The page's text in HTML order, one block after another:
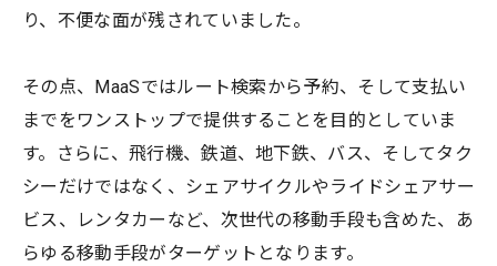
り、不便な面が残されていました。
その点、MaaSではルート検索から予約、そして支払い
までをワンストップで提供することを目的としていま
す。さらに、飛行機、鉄道、地下鉄、バス、そしてタク
シーだけではなく、シェアサイクルやライドシェアサー
ビス、レンタカーなど、次世代の移動手段も含めた、あ
らゆる移動手段がターゲットとなります。